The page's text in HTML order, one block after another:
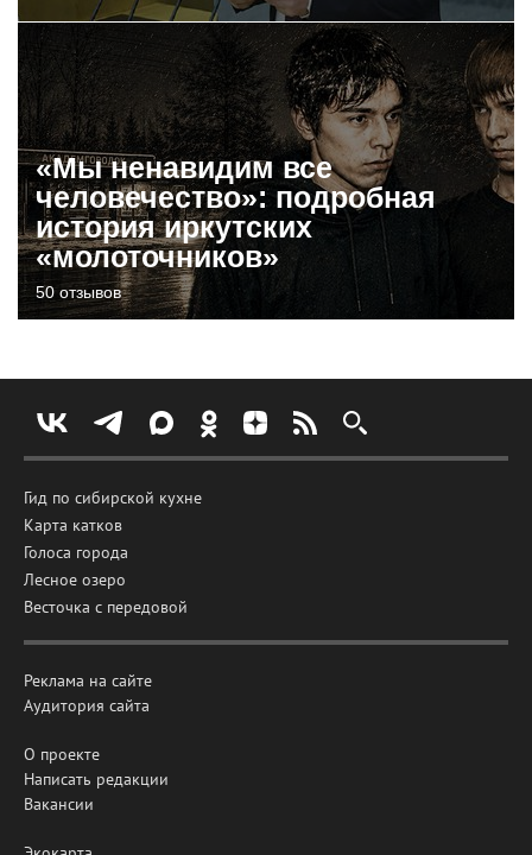
«Мы ненавидим все
человечество»: подробная
история иркутских
«молоточников»
50 отзывов
Гид по сибирской кухне
Карта катков
Голоса города
Лесное озеро
Весточка с передовой
Реклама на сайте
Аудитория сайта
О проекте
Написать редакции
Вакансии